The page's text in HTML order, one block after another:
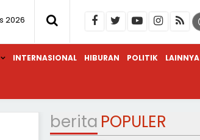
2026
INTERNASIONAL HIBURAN POLITIK LAINNYA
berita POPULER